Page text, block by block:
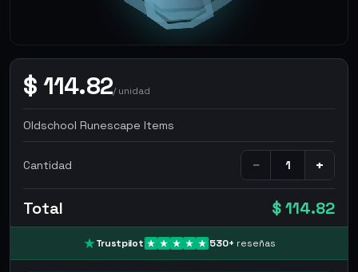
$ 114.82/unidad
Oldschool Runescape Items
Cantidad − +
Total $ 114.82
Trustpilot 530+ reseñas